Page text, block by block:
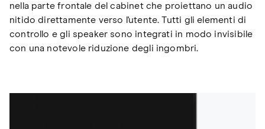
nella parte frontale del cabinet che proiettano un audio
nitido direttamente verso l'utente. Tutti gli elementi di
controllo e gli speaker sono integrati in modo invisibile
con una notevole riduzione degli ingombri.